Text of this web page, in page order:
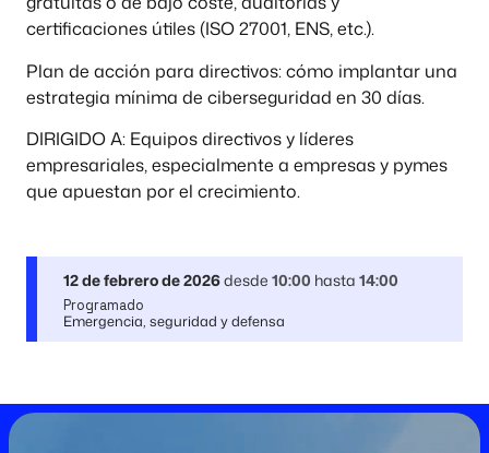
certificaciones útiles (ISO 27001, ENS, etc.).
Plan de acción para directivos: cómo implantar una
estrategia mínima de ciberseguridad en 30 días.
DIRIGIDO A: Equipos directivos y líderes
empresariales, especialmente a empresas y pymes
que apuestan por el crecimiento.
12 de febrero de 2026desde 10:00 hasta 14:00
Programado
Emergencia, seguridad y defensa